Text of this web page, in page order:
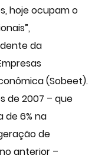
hoje ocupam o
da
(Sobeet).
de 2007 – que
6% na
de
anterior –